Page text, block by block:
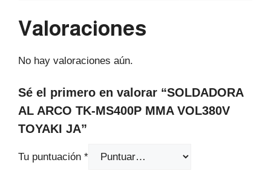
Valoraciones
No hay valoraciones aún.
Sé el primero en valorar “SOLDADORA
AL ARCO TK-MS400P MMA VOL380V
TOYAKI JA”
Tu puntuación *